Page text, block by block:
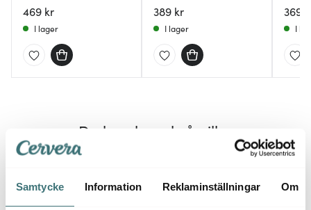
Samtycke Information Reklaminställningar Om
469 kr
I lager
389 kr
I lager
369
I
Du kanske också gillar